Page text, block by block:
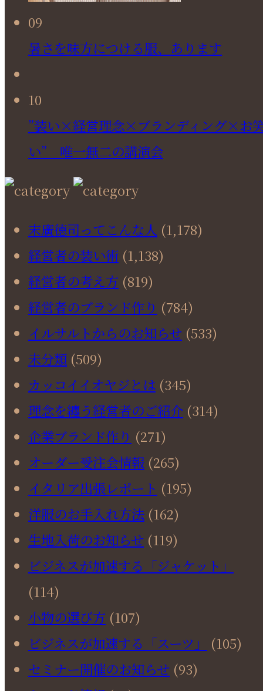
09
暑さを味方につける服、あります
10
”装い×経営理念×ブランディング×お
い” 唯一無二の講演会
末廣徳司ってこんな人 (1,178)
経営者の装い術 (1,138)
経営者の考え方 (819)
経営者のブランド作り (784)
イルサルトからのお知らせ (533)
未分類 (509)
カッコイイオヤジとは (345)
理念を纏う経営者のご紹介 (314)
企業ブランド作り (271)
オーダー受注会情報 (265)
イタリア出張レポート (195)
洋服のお手入れ方法 (162)
生地入荷のお知らせ (119)
ビジネスが加速する「ジャケット」
(114)
小物の選び方 (107)
ビジネスが加速する「スーツ」
(105)
セミナー開催のお知らせ (93)